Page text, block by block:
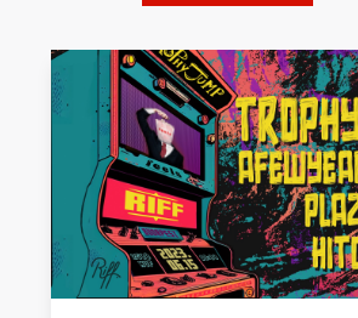
INTERJÚK
PREMIEREK
MÁSVILÁG